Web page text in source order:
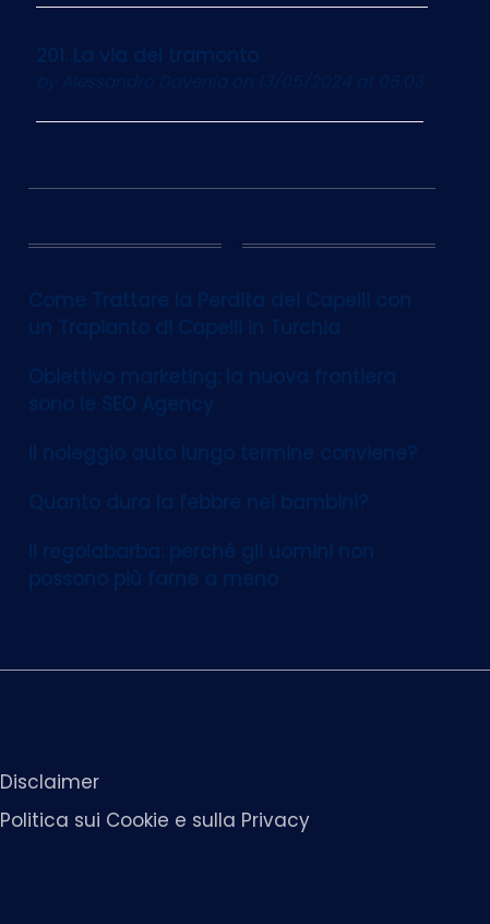
201. La via del tramonto
by Alessandro Davenia on 13/05/2024 at 06:03
12
Come Trattare la Perdita dei Capelli con
un Trapianto di Capelli in Turchia
Obiettivo marketing: la nuova frontiera
sono le SEO Agency
Il noleggio auto lungo termine conviene?
Quanto dura la febbre nei bambini?
Il regolabarba: perché gli uomini non
possono più farne a meno
Disclaimer
Politica sui Cookie e sulla Privacy